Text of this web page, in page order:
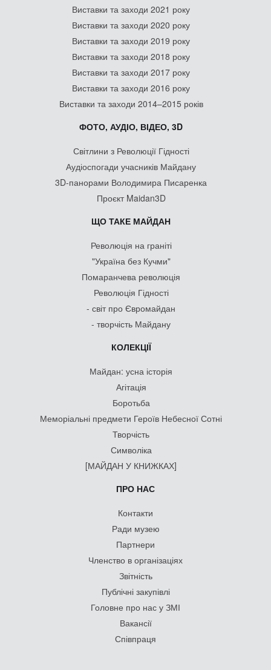
Виставки та заходи 2021 року
Виставки та заходи 2020 року
Виставки та заходи 2019 року
Виставки та заходи 2018 року
Виставки та заходи 2017 року
Виставки та заходи 2016 року
Виставки та заходи 2014–2015 років
ФОТО, АУДІО, ВІДЕО, 3D
Світлини з Революції Гідності
Аудіоспогади учасників Майдану
3D-панорами Володимира Писаренка
Проєкт Maidan3D
ЩО ТАКЕ МАЙДАН
Революція на граніті
"Україна без Кучми"
Помаранчева революція
Революція Гідності
- світ про Євромайдан
- творчість Майдану
КОЛЕКЦІЇ
Майдан: усна історія
Агітація
Боротьба
Меморіальні предмети Героїв Небесної Сотні
Творчість
Символіка
[МАЙДАН У КНИЖКАХ]
ПРО НАС
Контакти
Ради музею
Партнери
Членство в організаціях
Звітність
Публічні закупівлі
Головне про нас у ЗМІ
Вакансії
Співпраця